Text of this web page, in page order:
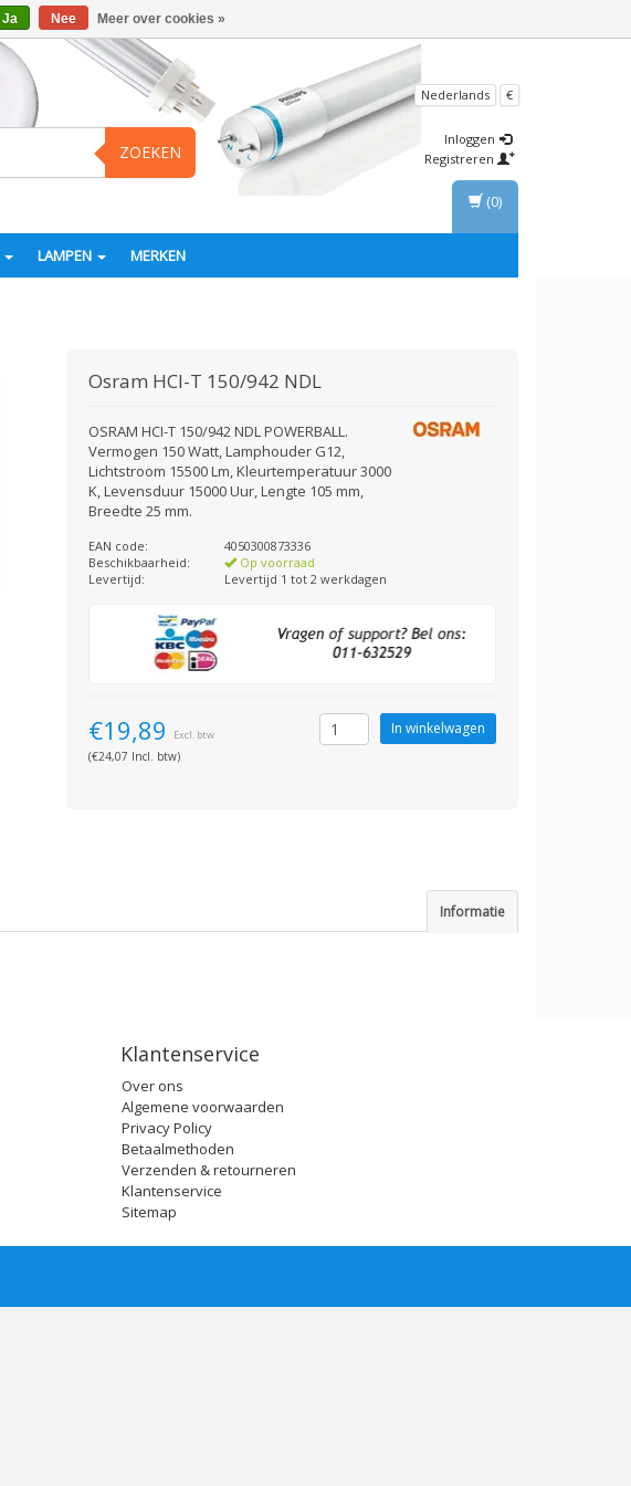
ZOEKEN
Nederlands €
Inloggen
Registreren
LAMPEN MERKEN
(0)
Osram HCI-T 150/942 NDL
OSRAM HCI-T 150/942 NDL POWERBALL.
Vermogen 150 Watt, Lamphouder G12,
Lichtstroom 15500 Lm, Kleurtemperatuur 3000
K, Levensduur 15000 Uur, Lengte 105 mm,
Breedte 25 mm.
EAN code:
4050300873336
Beschikbaarheid:
Op voorraad
Levertijd:
Levertijd 1 tot 2 werkdagen
€19,89 Excl. btw
(€24,07 Incl. btw)
Informatie
Klantenservice
Over ons
Algemene voorwaarden
Privacy Policy
Betaalmethoden
Verzenden & retourneren
Klantenservice
Sitemap
Ja Nee Meer over cookies »